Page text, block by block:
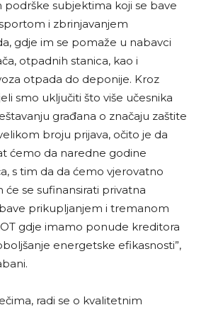
podrške subjektima koji se bave
i zbrinjavanjem
gdje im se pomaže u nabavci
otpadnih stanica, kao i
otpada do deponije. Kroz
smo uključiti što više učesnika
građana o značaju zaštite
broju prijava, očito je da
ćemo da naredne godine
s tim da da ćemo vjerovatno
će se sufinansirati privatna
prikupljanjem i tremanom
gdje imamo ponude kreditora
energetske efikasnosti”,
radi se o kvalitetnim